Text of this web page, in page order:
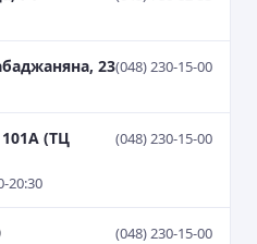
23(048) 230-15-00
(ТЦ
(048) 230-15-00
20:30
(048) 230-15-00